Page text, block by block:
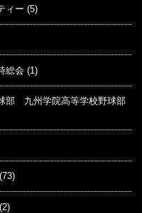
ィー (5)
総会 (1)
九州学院高等学校野球部
(73)
(2)